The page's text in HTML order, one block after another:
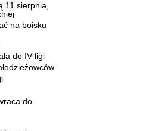
11 sierpnia,
na boisku
do IV ligi
do